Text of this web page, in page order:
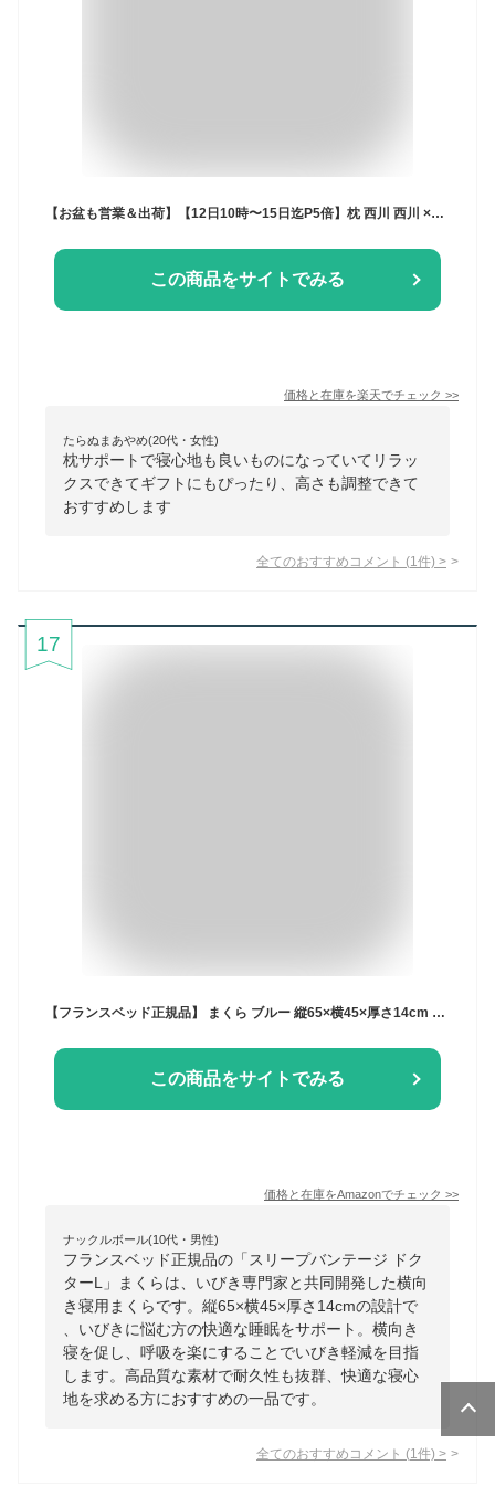
【お盆も営業＆出荷】【12日10時〜15日迄P5倍】枕 西川 西川 ×医学博士 快眠枕 睡眠博士シリーズ 人間科学まくら 「横寝サポートまくら」 高さ調節OK おすすめ ギフト パイプ枕 肩こり 首こり 西川 お中元 横向き寝 頭痛 いびき 改善 高さ調整 プレゼント 安眠枕★makura
この商品をサイトでみる
価格と在庫を楽天でチェック >>
たらぬまあやめ(20代・女性)
枕サポートで寝心地も良いものになっていてリラッ
クスできてギフトにもぴったり、高さも調整できて
おすすめします
全てのおすすめコメント (1 件) >
17
【フランスベッド正規品】 まくら ブルー 縦65×横45×厚さ14cm 【スリープバンテージ ドクターL】 いびきの専門家とのコラボから生れた横向き寝用まくら いびきでお悩みの方に 036099401
この商品をサイトでみる
価格と在庫をAmazonでチェック >>
ナックルボール(10代・男性)
フランスベッド正規品の「スリープバンテージ ドク
ターL」まくらは、いびき専門家と共同開発した横向
き寝用まくらです。縦65×横45×厚さ14cmの設計で
、いびきに悩む方の快適な睡眠をサポート。横向き
寝を促し、呼吸を楽にすることでいびき軽減を目指
します。高品質な素材で耐久性も抜群、快適な寝心
地を求める方におすすめの一品です。
全てのおすすめコメント (1 件) >